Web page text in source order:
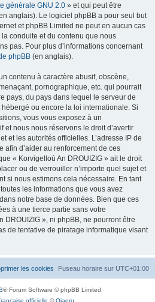
générale GNU 2.0 » et qui peut être
anglais). Le logiciel phpBB a pour seul but
et phpBB Limited ne peut en aucun cas
conduite et du contenu que nous
pas. Pour plus d’informations concernant
phpBB (en anglais).
contenu à caractère abusif, obscène,
pornographique, etc. qui pourrait
pays, du pays dans lequel le serveur de
ou encore la loi internationale. Si
vous vous exposez à un
et nous nous réservons le droit d’avertir
et les autorités officielles. L’adresse IP de
afin d’aider au renforcement de ces
« Korvigelloù An DROUIZIG » ait le droit
ou de verrouiller n’importe quel sujet et
si nous estimons cela nécessaire. En tant
les informations que vous avez
notre base de données. Bien que ces
à une tierce partie sans votre
DROUIZIG », ni phpBB, ne pourront être
de tentative de piratage informatique visant
Fuseau horaire sur UTC+01:00
les cookies
® Forum Software © phpBB Limited
officielle ©Qiaeru